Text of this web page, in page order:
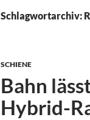
Schlagwortarchiv:
SCHIENE
Bahn
Hybrid-